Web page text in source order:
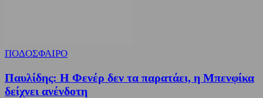
ΠΟΔΟΣΦΑΙΡΟ
Παυλίδης: Η Φενέρ δεν τα παρατάει, η Μπενφίκα
δείχνει ανένδοτη